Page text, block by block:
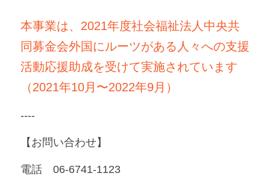
本事業は、2021年度社会福祉法人中央共
同募金会外国にルーツがある人々への支援
活動応援助成を受けて実施されています
（2021年10月〜2022年9月）
----
【お問い合わせ】
電話　06-6741-1123